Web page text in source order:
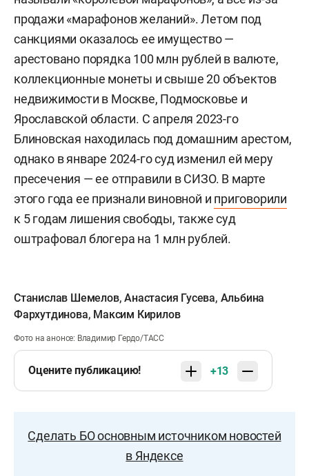
продажи «марафонов желаний». Летом под
санкциями оказалось ее имущество —
арестовано порядка 100 млн рублей в валюте,
коллекционные монеты и свыше 20 объектов
недвижимости в Москве, Подмосковье и
Ярославской области. С апреля 2023-го
Блиновская находилась под домашним арестом,
однако в январе 2024-го суд изменил ей меру
пресечения — ее отправили в СИЗО. В марте
этого года ее признали виновной и приговорили
к 5 годам лишения свободы, также суд
оштрафовал блогера на 1 млн рублей.
Станислав Шемелов,Анастасия Гусева, Альбина
Фархутдинова, Максим Кирилов
Фото на анонсе: Владимир Гердо/ТАСС
Оцените публикацию! +13
Сделать БО основным источником новостей
в Яндексе